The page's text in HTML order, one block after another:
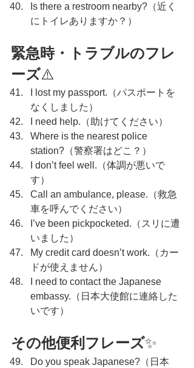
Is there a restroom nearby?（近く
にトイレありますか？）
緊急時・トラブルのフレ
ーズ⚠️
I lost my passport.（パスポートを
なくしました）
I need help.（助けてください）
Where is the nearest police
station?（警察署はどこ？）
I don’t feel well.（体調が悪いで
す）
Call an ambulance, please.（救急
車を呼んでください）
I’ve been pickpocketed.（スリに遭
いました）
My credit card doesn’t work.（カー
ドが使えません）
I need to contact the Japanese
embassy.（日本大使館に連絡した
いです）
その他便利フレーズ✨
Do you speak Japanese?（日本